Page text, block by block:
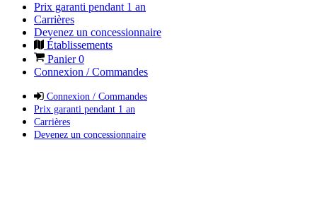
Prix garanti pendant 1 an
Carrières
Devenez un concessionnaire
Établissements
Panier0
Connexion / Commandes
Connexion / Commandes
Prix garanti pendant 1 an
Carrières
Devenez un concessionnaire